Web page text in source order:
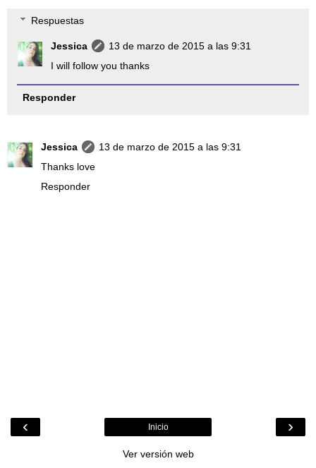
Respuestas
Jessica
13 de marzo de 2015 a las 9:31
I will follow you thanks
Responder
Jessica
13 de marzo de 2015 a las 9:31
Thanks love
Responder
‹ ›
Inicio
Ver versión web